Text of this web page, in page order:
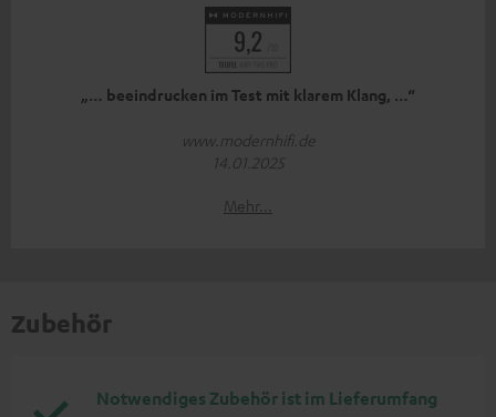
„… beeindrucken im Test mit klarem Klang, …“
www.modernhifi.de
14.01.2025
Mehr...
Zubehör
Notwendiges Zubehör ist im Lieferumfang